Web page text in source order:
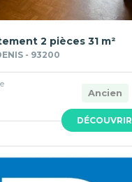
DÉCOUVRIR
2 pièces 31 m²
- 93200
Ancien